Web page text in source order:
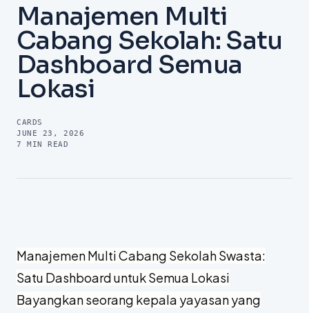
Manajemen Multi
Cabang Sekolah: Satu
Dashboard Semua
Lokasi
CARDS
JUNE 23, 2026
7
MIN READ
Manajemen Multi Cabang Sekolah Swasta:
Satu Dashboard untuk Semua Lokasi
Bayangkan seorang kepala yayasan yang